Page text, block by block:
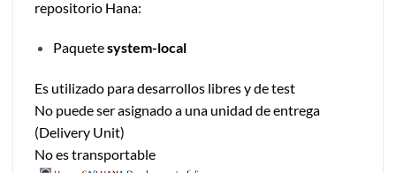
repositorio Hana:
Paquetesystem-local
Es utilizado para desarrollos libres y de test
No puede ser asignado a una unidad de entrega
(Delivery Unit)
No es transportable